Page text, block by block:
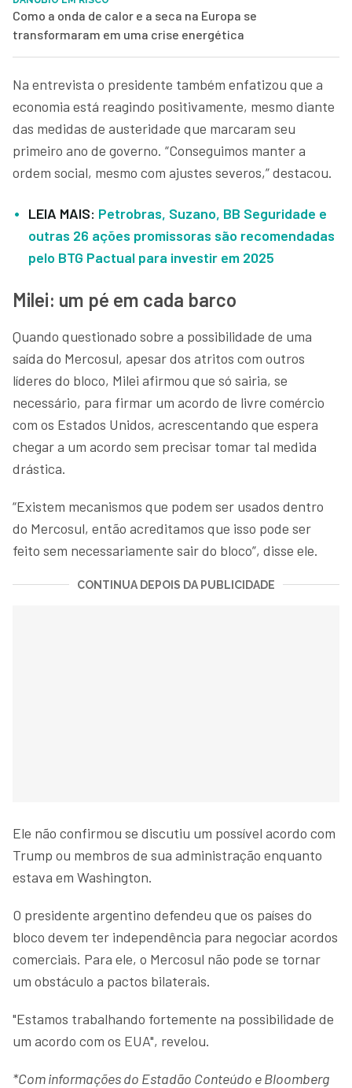
Como a onda de calor e a seca na Europa se
transformaram em uma crise energética
Na entrevista o presidente também enfatizou que a
economia está reagindo positivamente, mesmo diante
das medidas de austeridade que marcaram seu
primeiro ano de governo. “Conseguimos manter a
ordem social, mesmo com ajustes severos,” destacou.
LEIA MAIS: Petrobras, Suzano, BB Seguridade e
outras 26 ações promissoras são recomendadas
pelo BTG Pactual para investir em 2025
Milei: um pé em cada barco
Quando questionado sobre a possibilidade de uma
saída do Mercosul, apesar dos atritos com outros
líderes do bloco, Milei afirmou que só sairia, se
necessário, para firmar um acordo de livre comércio
com os Estados Unidos, acrescentando que espera
chegar a um acordo sem precisar tomar tal medida
drástica.
“Existem mecanismos que podem ser usados dentro
do Mercosul, então acreditamos que isso pode ser
feito sem necessariamente sair do bloco”, disse ele.
CONTINUA DEPOIS DA PUBLICIDADE
Ele não confirmou se discutiu um possível acordo com
Trump ou membros de sua administração enquanto
estava em Washington.
O presidente argentino defendeu que os países do
bloco devem ter independência para negociar acordos
comerciais. Para ele, o Mercosul não pode se tornar
um obstáculo a pactos bilaterais.
"Estamos trabalhando fortemente na possibilidade de
um acordo com os EUA", revelou.
*Com informações do Estadão Conteúdo e Bloomberg